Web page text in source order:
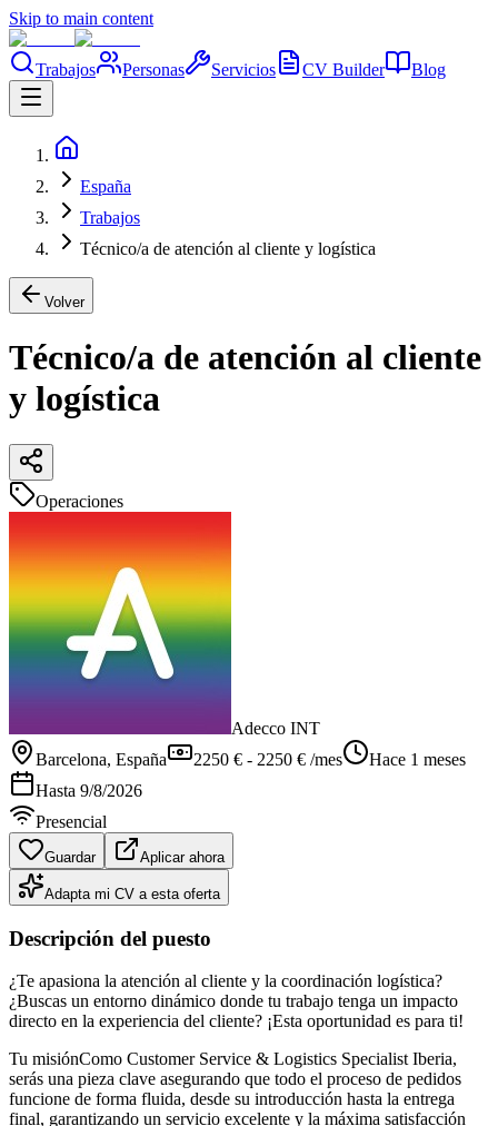
Skip to main content
Trabajos Personas Servicios CV Builder Blog
España
Trabajos
Técnico/a de atención al cliente y logística
Volver
Técnico/a de atención al cliente
y logística
Operaciones
Adecco INT
Barcelona, España 2250 € - 2250 € /mes
Hace 1 meses
Hasta 9/8/2026
Presencial
Guardar Aplicar ahora
Adapta mi CV a esta oferta
Descripción del puesto
¿Te apasiona la atención al cliente y la coordinación logística?
¿Buscas un entorno dinámico donde tu trabajo tenga un impacto
directo en la experiencia del cliente? ¡Esta oportunidad es para ti!
Tu misiónComo Customer Service & Logistics Specialist Iberia,
serás una pieza clave asegurando que todo el proceso de pedidos
funcione de forma fluida, desde su introducción hasta la entrega
final, garantizando un servicio excelente y la máxima satisfacción